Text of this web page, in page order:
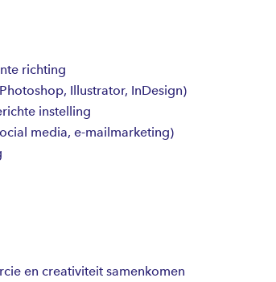
richting
Illustrator, InDesign)
instelling
media, e-mailmarketing)
en creativiteit samenkomen